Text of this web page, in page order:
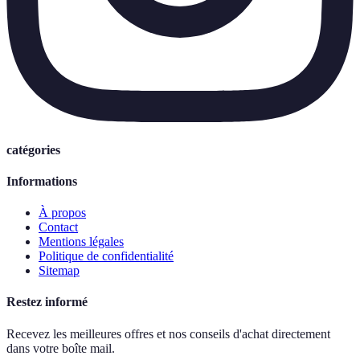
catégories
Informations
À propos
Contact
Mentions légales
Politique de confidentialité
Sitemap
Restez informé
Recevez les meilleures offres et nos conseils d'achat directement
dans votre boîte mail.